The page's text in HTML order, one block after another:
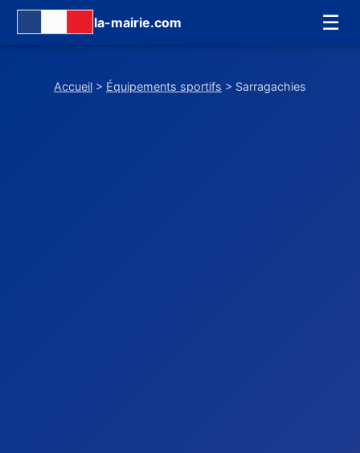
la-mairie.com ☰
Accueil > Équipements sportifs > Sarragachies